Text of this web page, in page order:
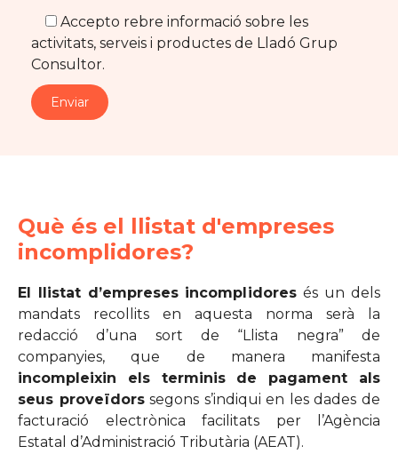
Accepto rebre informació sobre les
activitats, serveis i productes de Lladó Grup
Consultor.
Què és el llistat d'empreses
incomplidores?
El llistat d’empreses incomplidoresés un dels
mandats recollits en aquesta norma serà la
redacció d’una sort de “Llista negra” de
companyies, que de manera manifesta
incompleixin els terminis de pagament als
seus proveïdorssegons s’indiqui en les dades de
facturació electrònica facilitats per l’Agència
Estatal d’Administració Tributària (AEAT).